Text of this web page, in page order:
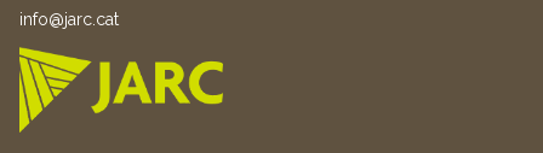
info@jarc.cat